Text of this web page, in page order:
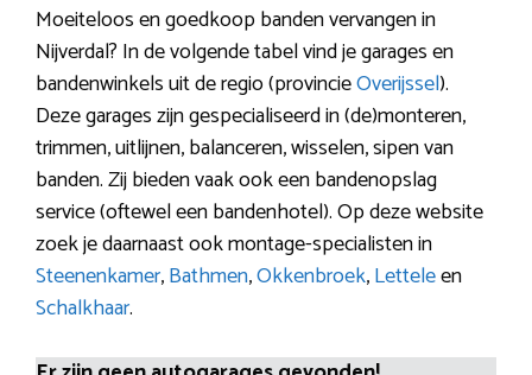
Moeiteloos en goedkoop banden vervangen in
Nijverdal? In de volgende tabel vind je garages en
bandenwinkels uit de regio (provincieOverijssel).
Deze garages zijn gespecialiseerd in (de)monteren,
trimmen, uitlijnen, balanceren, wisselen, sipen van
banden. Zij bieden vaak ook een bandenopslag
service (oftewel een bandenhotel). Op deze website
zoek je daarnaast ook montage-specialisten in
Steenenkamer,Bathmen,Okkenbroek,Letteleen
Schalkhaar.